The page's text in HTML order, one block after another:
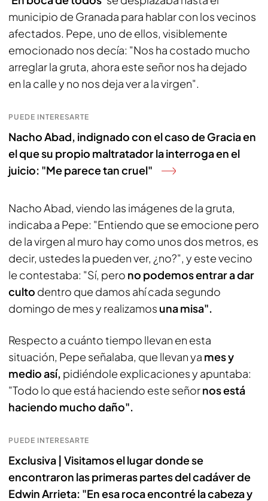
municipio de Granada para hablar con los vecinos
afectados. Pepe, uno de ellos, visiblemente
emocionado nos decía: "Nos ha costado mucho
arreglar la gruta, ahora este señor nos ha dejado
en la calle y no nos deja ver a la virgen".
PUEDE INTERESARTE
Nacho Abad, indignado con el caso de Gracia en
el que su propio maltratador la interroga en el
juicio: "Me parece tan cruel"
Nacho Abad, viendo las imágenes de la gruta,
indicaba a Pepe: "Entiendo que se emocione pero
de la virgen al muro hay como unos dos metros, es
decir, ustedes la pueden ver, ¿no?", y este vecino
le contestaba: "Sí, pero no podemos entrar a dar
culto dentro que damos ahí cada segundo
domingo de mes y realizamos una misa".
Respecto a cuánto tiempo llevan en esta
situación, Pepe señalaba, que llevan ya mes y
medio así, pidiéndole explicaciones y apuntaba:
"Todo lo que está haciendo este señornos está
haciendo mucho daño".
PUEDE INTERESARTE
Exclusiva | Visitamos el lugar donde se
encontraron las primeras partes del cadáver de
Edwin Arrieta: "En esa roca encontré la cabeza y